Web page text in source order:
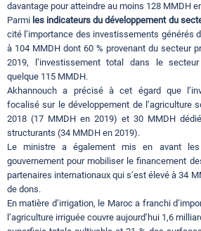
davantage pour atteindre au moins 128 MMDH
Parmi les indicateurs du développement du
cité l’importance des investissements générés
à 104 MMDH dont 60 % provenant du secteur
2019, l’investissement total dans le
quelque 115 MMDH.
Akhannouch a précisé à cet égard que
focalisé sur le développement de l’agriculture
2018 (17 MMDH en 2019) et 30 MMDH
structurants (34 MMDH en 2019).
Le ministre a également mis en avant
gouvernement pour mobiliser le financement
partenaires internationaux qui s’est élevé à 34
de dons.
En matière d’irrigation, le Maroc a franchi
l’agriculture irriguée couvre aujourd’hui 1,6